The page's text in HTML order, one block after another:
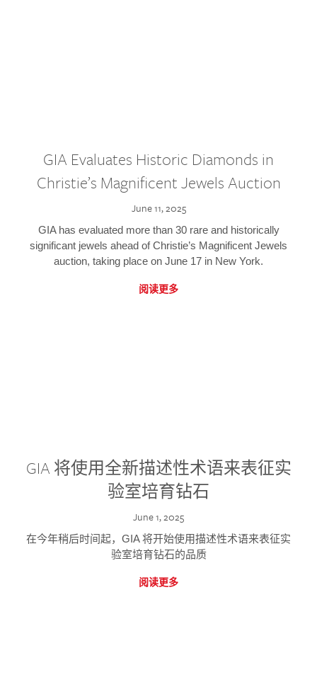
GIA Evaluates Historic Diamonds in
Christie’s Magnificent Jewels Auction
June 11, 2025
GIA has evaluated more than 30 rare and historically
significant jewels ahead of Christie’s Magnificent Jewels
auction, taking place on June 17 in New York.
阅读更多
GIA 将使用全新描述性术语来表征实
验室培育钻石
June 1, 2025
在今年稍后时间起，GIA 将开始使用描述性术语来表征实
验室培育钻石的品质
阅读更多